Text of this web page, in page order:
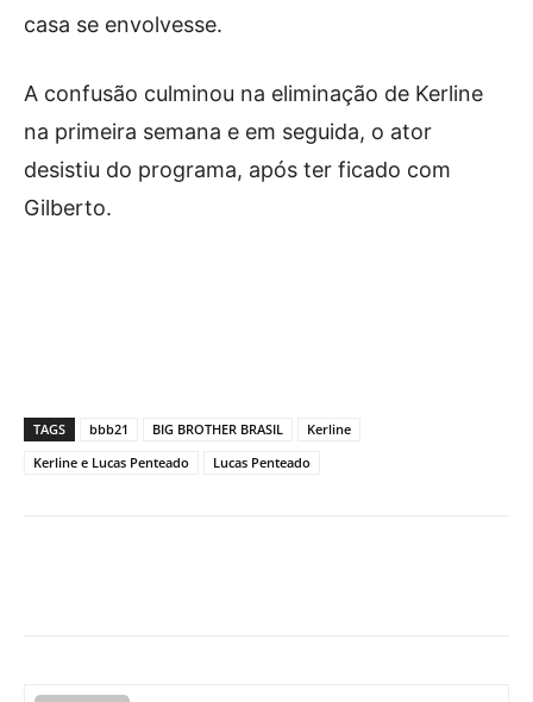
casa se envolvesse.
A confusão culminou na eliminação de Kerline
na primeira semana e em seguida, o ator
desistiu do programa, após ter ficado com
Gilberto.
TAGS bbb21 BIG BROTHER BRASIL
Kerline
Kerline e Lucas Penteado
Lucas Penteado